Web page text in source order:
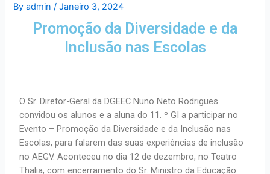
Byadmin/Janeiro 3, 2024
Promoção da Diversidade e da
Inclusão nas Escolas
O Sr. Diretor-Geral da DGEEC Nuno Neto Rodrigues
convidou os alunos e a aluna do 11. º GI a participar no
Evento – Promoção da Diversidade e da Inclusão nas
Escolas, para falarem das suas experiências de inclusão
no AEGV. Aconteceu no dia 12 de dezembro, no Teatro
Thalia, com encerramento do Sr. Ministro da Educação